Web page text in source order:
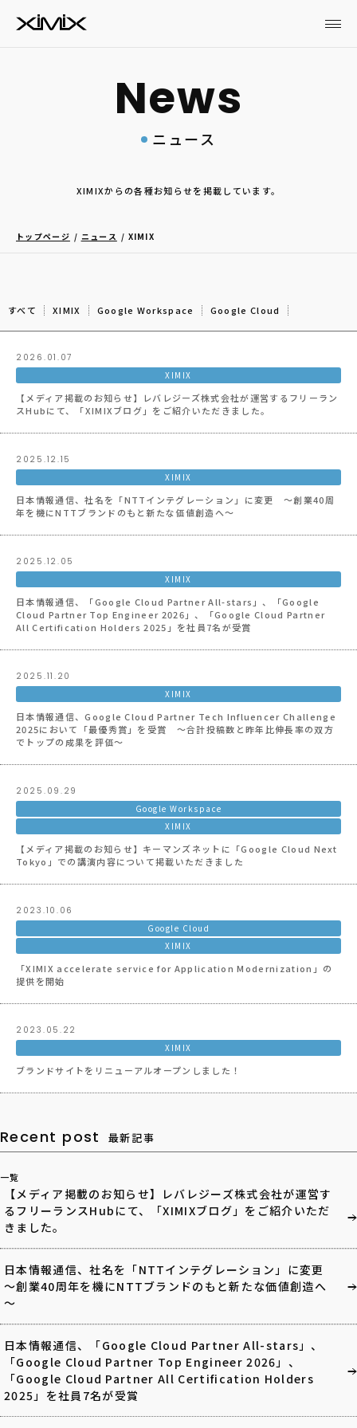
ニュース
XIMIXからの各種お知らせを掲載しています。
トップページ ニュース XIMIX
すべて XIMIX Google Workspace Google Cloud
2026.01.07
XIMIX
【メディア掲載のお知らせ】レバレジーズ株式会社が運営するフリーラン
スHubにて、「XIMIXブログ」をご紹介いただきました。
2025.12.15
XIMIX
日本情報通信、社名を「NTTインテグレーション」に変更 ～創業40周
年を機にNTTブランドのもと新たな価値創造へ～
2025.12.05
XIMIX
日本情報通信、「Google Cloud Partner All-stars」、「Google
Cloud Partner Top Engineer 2026」、「Google Cloud Partner
All Certification Holders 2025」を社員7名が受賞
2025.11.20
XIMIX
日本情報通信、Google Cloud Partner Tech Influencer Challenge
2025において「最優秀賞」を受賞 〜合計投稿数と昨年比伸長率の双方
でトップの成果を評価〜
2025.09.29
Google Workspace
XIMIX
【メディア掲載のお知らせ】キーマンズネットに「Google Cloud Next
Tokyo」での講演内容について掲載いただきました
2023.10.06
Google Cloud
XIMIX
「XIMIX accelerate service for Application Modernization」の
提供を開始
2023.05.22
XIMIX
ブランドサイトをリニューアルオープンしました！
Recent post 最新記事
一覧
【メディア掲載のお知らせ】レバレジーズ株式会社が運営す
るフリーランスHubにて、「XIMIXブログ」をご紹介いただ
きました。
日本情報通信、社名を「NTTインテグレーション」に変更
～創業40周年を機にNTTブランドのもと新たな価値創造へ
～
日本情報通信、「Google Cloud Partner All-stars」、
「Google Cloud Partner Top Engineer 2026」、
「Google Cloud Partner All Certification Holders
2025」を社員7名が受賞